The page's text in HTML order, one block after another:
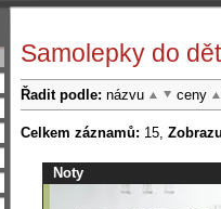
Samolepky do
Řadit podle: názvu ceny
Celkem záznamů: 15,
Noty